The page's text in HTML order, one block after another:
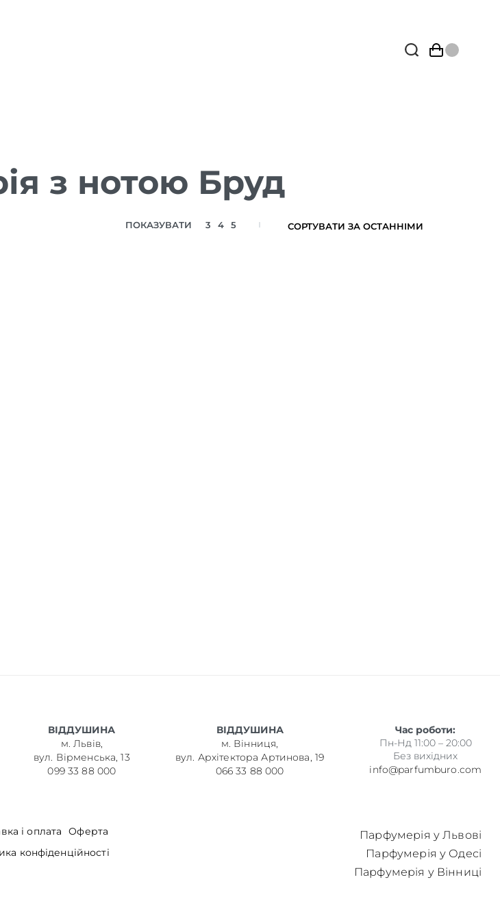
з нотою Бруд
ПОКАЗУВАТИ 3 4 5
ВІДДУШИНА
м. Львів,
вул. Вірменська, 13
099 33 88 000
ВІДДУШИНА
м. Вінниця,
вул. Архітектора Артинова, 19
066 33 88 000
Час роботи:
Пн-Нд 11:00 – 20:00
Без вихідних
info@parfumburo.com
і оплата
Оферта
конфіденційності
Парфумерія у Львові
Парфумерія у Одесі
Парфумерія у Вінниці